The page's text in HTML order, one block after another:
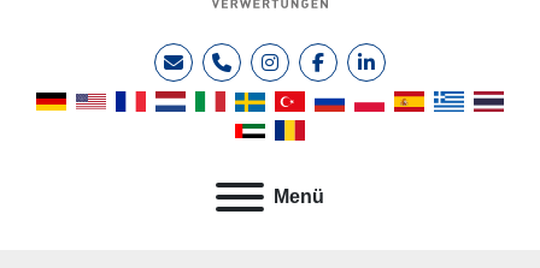
E-MailTelefoninstagramfacebooklinkedin
Menü